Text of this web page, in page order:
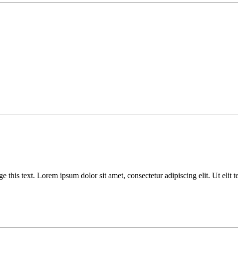
this text. Lorem ipsum dolor sit amet, consectetur adipiscing elit. Ut elit